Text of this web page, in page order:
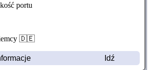
portu
🇩🇪
Idź